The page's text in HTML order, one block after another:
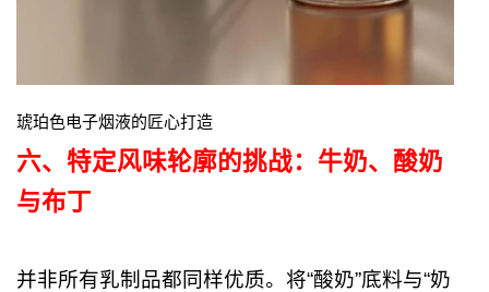
琥珀色电子烟液的匠心打造
六、特定风味轮廓的挑战：牛奶、酸奶
与布丁
并非所有乳制品都同样优质。将“酸奶”底料与“奶